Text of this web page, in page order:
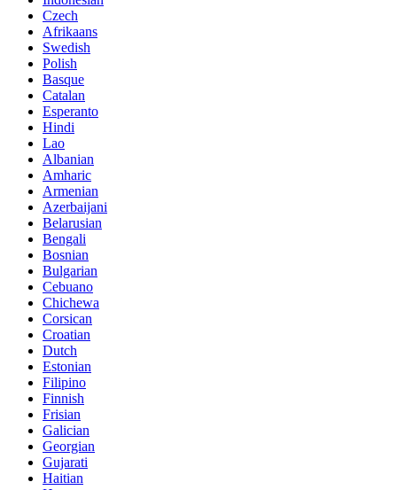
Czech
Afrikaans
Swedish
Polish
Basque
Catalan
Esperanto
Hindi
Lao
Albanian
Amharic
Armenian
Azerbaijani
Belarusian
Bengali
Bosnian
Bulgarian
Cebuano
Chichewa
Corsican
Croatian
Dutch
Estonian
Filipino
Finnish
Frisian
Galician
Georgian
Gujarati
Haitian